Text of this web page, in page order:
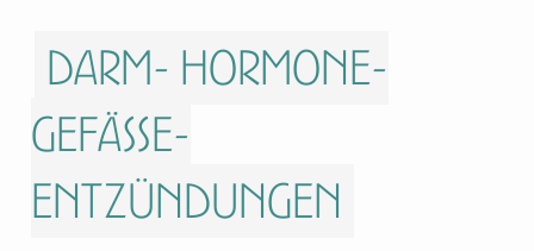
Darm- Hormone-
Gefässe-
Entzündungen